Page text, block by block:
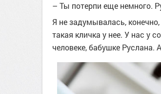
– Ты потерпи еще немного.
Я не задумывалась,
такая кличка у нее. У нас у
человеке, бабушке